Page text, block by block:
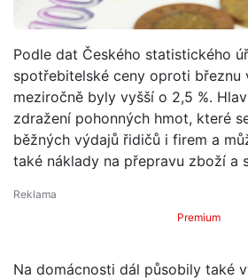
Podle dat Českého statistického
spotřebitelské ceny oproti březnu
meziročně byly vyšší o 2,5 %.
zdražení pohonných hmot, které
běžných výdajů řidičů i firem a
také náklady na přepravu zboží a
Premium
Na domácnosti dál působily také